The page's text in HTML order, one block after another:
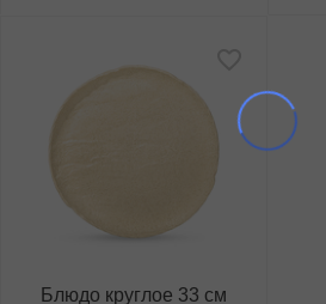
Блюдо круглое 33 см